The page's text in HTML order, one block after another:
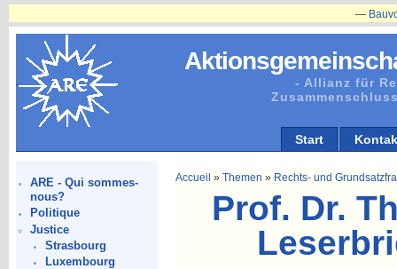
- Allianz für
Start
ARE - Qui sommes-
nous?
Politique
Justice
Strasbourg
Luxembourg
Accueil » Themen » Rechts- und
Prof. Dr.